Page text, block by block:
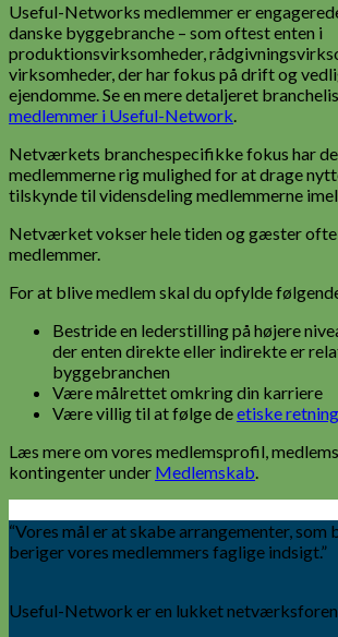
Useful-Networks medlemmer er
danske byggebranche – som oftest enten i
produktionsvirksomheder,
virksomheder, der har fokus på drift og
ejendomme. Se en mere detaljeret
medlemmer i Useful-Network.
Netværkets branchespecifikke fokus har
medlemmerne rig mulighed for at drage
tilskynde til vidensdeling medlemmerne
Netværket vokser hele tiden og gæster ofte
medlemmer.
For at blive medlem skal du opfylde
Bestride en lederstilling på højere
der enten direkte eller indirekte er
byggebranchen
Være målrettet omkring din karriere
Være villig til at følge deetiske
Læs mere om vores medlemsprofil,
kontingenter under Medlemskab.
“Vores mål er at skabe arrangementer,
beriger vores medlemmers faglige indsigt.”
Useful-Network er en lukket